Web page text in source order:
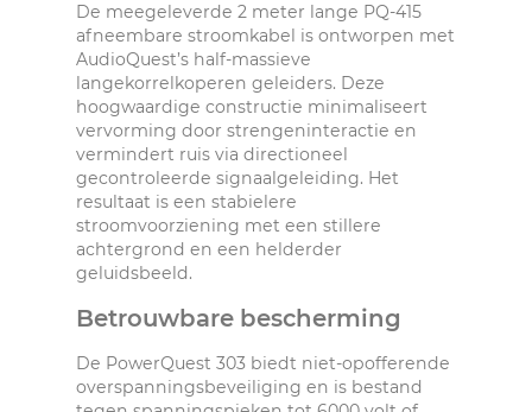
De meegeleverde 2 meter lange PQ-415
afneembare stroomkabel is ontworpen met
AudioQuest’s half-massieve
langekorrelkoperen geleiders. Deze
hoogwaardige constructie minimaliseert
vervorming door strengeninteractie en
vermindert ruis via directioneel
gecontroleerde signaalgeleiding. Het
resultaat is een stabielere
stroomvoorziening met een stillere
achtergrond en een helderder
geluidsbeeld.
Betrouwbare bescherming
De PowerQuest 303 biedt niet-opofferende
overspanningsbeveiliging en is bestand